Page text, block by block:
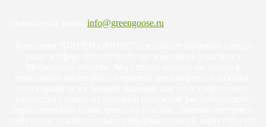
info@greengoose.ru